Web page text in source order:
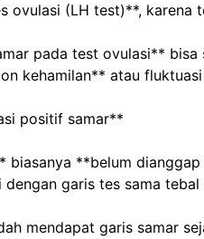
ovulasi (LH test)**, karena
pada test ovulasi** bisa
kehamilan** atau
positif samar**
biasanya **belum dianggap
dengan garis tes sama
mendapat garis samar